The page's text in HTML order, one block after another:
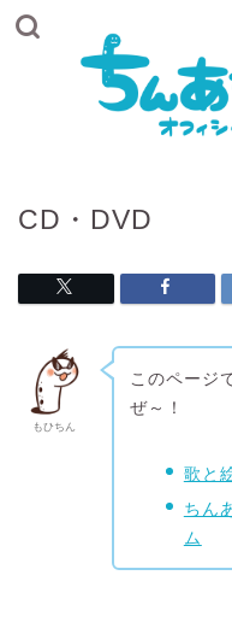
CD・DVD
もひちん
このページ
ぜ～！
歌と
ちん
ム